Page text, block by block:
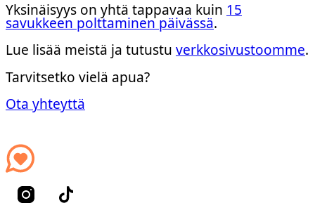
Yksinäisyys on yhtä tappavaa kuin 15
savukkeen polttaminen päivässä.
Lue lisää meistä ja tutustu verkkosivustoomme.
Tarvitsetko vielä apua?
Ota yhteyttä